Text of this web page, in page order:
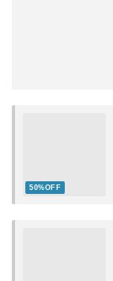
50%OFF